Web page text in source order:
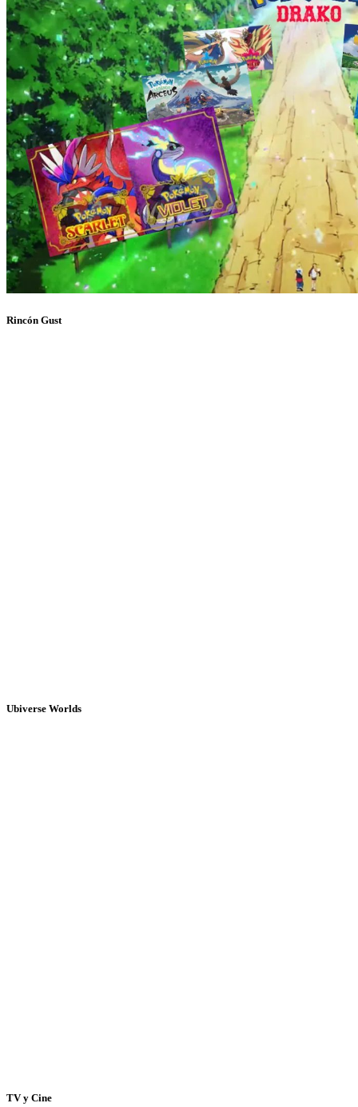
Rincón Gust
Ubiverse Worlds
TV y Cine